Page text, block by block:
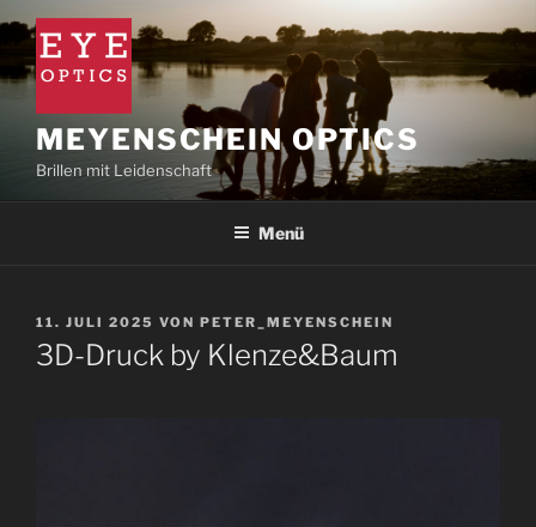
Zum
Inhalt
springen
MEYENSCHEIN OPTICS
Brillen mit Leidenschaft
Menü
VERÖFFENTLICHT
AM
11. JULI 2025 VON PETER_MEYENSCHEIN
3D-Druck by Klenze&Baum